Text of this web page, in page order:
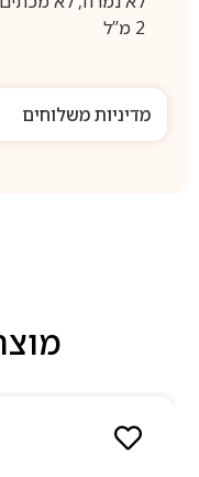
2 מ”ל
מדיניות משלוחים